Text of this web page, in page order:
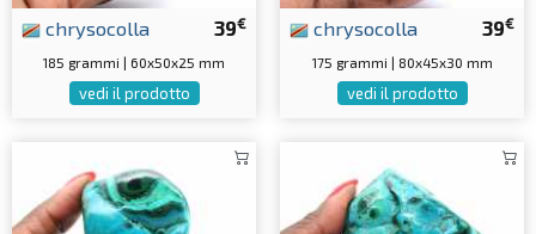
39€
chrysocolla
185 grammi | 60x50x25 mm
vedi il prodotto
39€
chrysocolla
175 grammi | 80x45x30 mm
vedi il prodotto